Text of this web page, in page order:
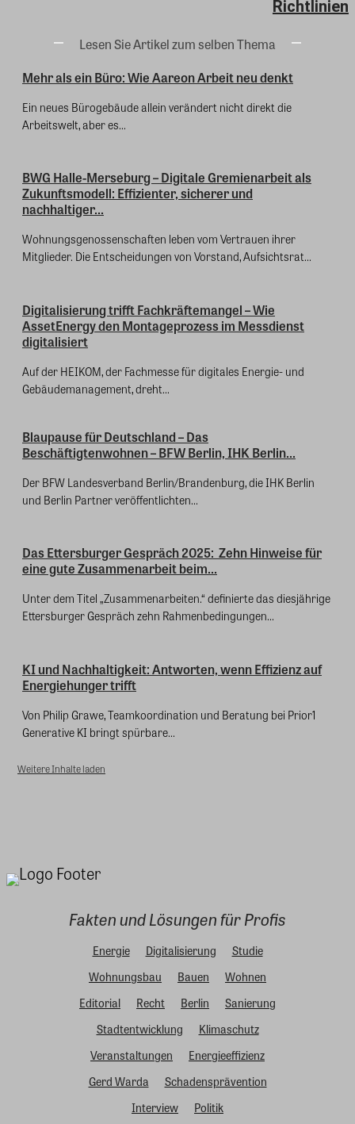
Richtlinien
Lesen Sie Artikel zum selben Thema
Mehr als ein Büro: Wie Aareon Arbeit neu denkt
Ein neues Bürogebäude allein verändert nicht direkt die
Arbeitswelt, aber es...
BWG Halle-Merseburg – Digitale Gremienarbeit als
Zukunftsmodell: Effizienter, sicherer und
nachhaltiger...
Wohnungsgenossenschaften leben vom Vertrauen ihrer
Mitglieder. Die Entscheidungen von Vorstand, Aufsichtsrat...
Digitalisierung trifft Fachkräftemangel – Wie
AssetEnergy den Montageprozess im Messdienst
digitalisiert
Auf der HEIKOM, der Fachmesse für digitales Energie- und
Gebäudemanagement, dreht...
Blaupause für Deutschland – Das
Beschäftigtenwohnen – BFW Berlin, IHK Berlin...
Der BFW Landesverband Berlin/Brandenburg, die IHK Berlin
und Berlin Partner veröffentlichten...
Das Ettersburger Gespräch 2025: Zehn Hinweise für
eine gute Zusammenarbeit beim...
Unter dem Titel „Zusammenarbeiten.“ definierte das diesjährige
Ettersburger Gespräch zehn Rahmenbedingungen...
KI und Nachhaltigkeit: Antworten, wenn Effizienz auf
Energiehunger trifft
Von Philip Grawe, Teamkoordination und Beratung bei Prior1
Generative KI bringt spürbare...
Weitere Inhalte laden
Fakten und Lösungen für Profis
Energie Digitalisierung
Studie
Wohnungsbau
Bauen
Wohnen
Editorial
Recht Berlin
Sanierung
Stadtentwicklung
Klimaschutz
Veranstaltungen
Energieeffizienz
Gerd Warda
Schadensprävention
Interview
Politik